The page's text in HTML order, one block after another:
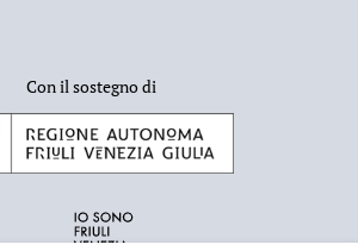
Con il sostegno di